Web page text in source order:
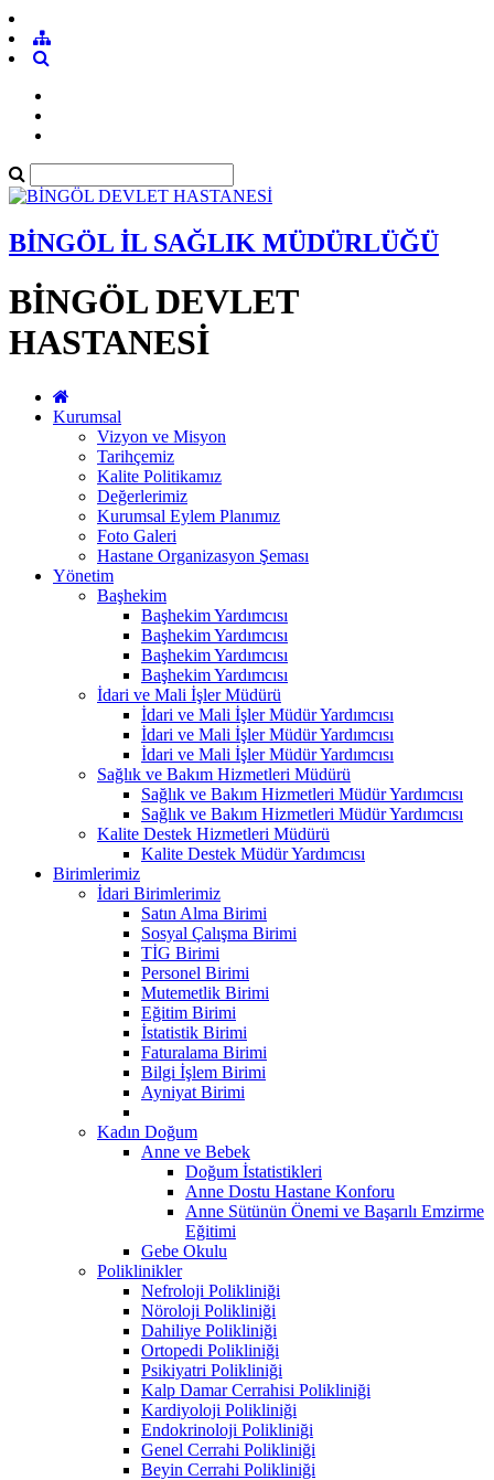
BİNGÖL İL SAĞLIK MÜDÜRLÜĞÜ
BİNGÖL DEVLET
HASTANESİ
Kurumsal
Vizyon ve Misyon
Tarihçemiz
Kalite Politikamız
Değerlerimiz
Kurumsal Eylem Planımız
Foto Galeri
Hastane Organizasyon Şeması
Yönetim
Başhekim
Başhekim Yardımcısı
Başhekim Yardımcısı
Başhekim Yardımcısı
Başhekim Yardımcısı
İdari ve Mali İşler Müdürü
İdari ve Mali İşler Müdür Yardımcısı
İdari ve Mali İşler Müdür Yardımcısı
İdari ve Mali İşler Müdür Yardımcısı
Sağlık ve Bakım Hizmetleri Müdürü
Sağlık ve Bakım Hizmetleri Müdür Yardımcısı
Sağlık ve Bakım Hizmetleri Müdür Yardımcısı
Kalite Destek Hizmetleri Müdürü
Kalite Destek Müdür Yardımcısı
Birimlerimiz
İdari Birimlerimiz
Satın Alma Birimi
Sosyal Çalışma Birimi
TİG Birimi
Personel Birimi
Mutemetlik Birimi
Eğitim Birimi
İstatistik Birimi
Faturalama Birimi
Bilgi İşlem Birimi
Ayniyat Birimi
Kadın Doğum
Anne ve Bebek
Doğum İstatistikleri
Anne Dostu Hastane Konforu
Anne Sütünün Önemi ve Başarılı Emzirme
Eğitimi
Gebe Okulu
Poliklinikler
Nefroloji Polikliniği
Nöroloji Polikliniği
Dahiliye Polikliniği
Ortopedi Polikliniği
Psikiyatri Polikliniği
Kalp Damar Cerrahisi Polikliniği
Kardiyoloji Polikliniği
Endokrinoloji Polikliniği
Genel Cerrahi Polikliniği
Beyin Cerrahi Polikliniği